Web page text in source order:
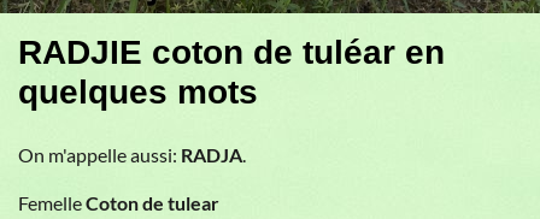
RADJIE coton de tuléar en
quelques mots
On m'appelle aussi: RADJA.
FemelleCoton de tulear